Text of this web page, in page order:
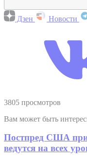
Дзен Новости
3805 просмотров
Вам может быть
Постпред США
ведутся на всех